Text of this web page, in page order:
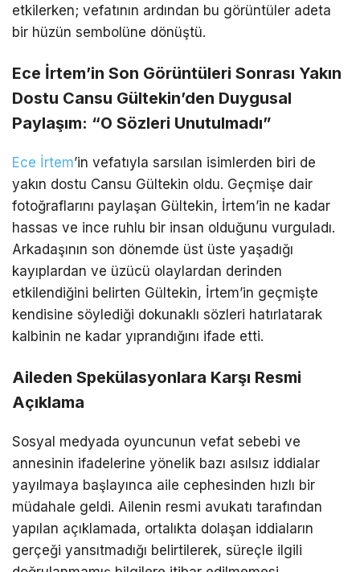
etkilerken; vefatının ardından bu görüntüler adeta
bir hüzün sembolüne dönüştü.
Ece İrtem’in Son Görüntüleri Sonrası Yakın
Dostu Cansu Gültekin’den Duygusal
Paylaşım: “O Sözleri Unutulmadı”
Ece İrtem’in vefatıyla sarsılan isimlerden biri de
yakın dostu Cansu Gültekin oldu. Geçmişe dair
fotoğraflarını paylaşan Gültekin, İrtem’in ne kadar
hassas ve ince ruhlu bir insan olduğunu vurguladı.
Arkadaşının son dönemde üst üste yaşadığı
kayıplardan ve üzücü olaylardan derinden
etkilendiğini belirten Gültekin, İrtem’in geçmişte
kendisine söylediği dokunaklı sözleri hatırlatarak
kalbinin ne kadar yıprandığını ifade etti.
Aileden Spekülasyonlara Karşı Resmi
Açıklama
Sosyal medyada oyuncunun vefat sebebi ve
annesinin ifadelerine yönelik bazı asılsız iddialar
yayılmaya başlayınca aile cephesinden hızlı bir
müdahale geldi. Ailenin resmi avukatı tarafından
yapılan açıklamada, ortalıkta dolaşan iddiaların
gerçeği yansıtmadığı belirtilerek, süreçle ilgili